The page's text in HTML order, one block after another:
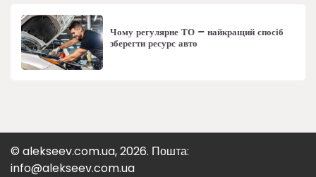
Чому регулярне ТО – найкращий спосіб
зберегти ресурс авто
© alekseev.com.ua, 2026. Пошта:
info@alekseev.com.ua